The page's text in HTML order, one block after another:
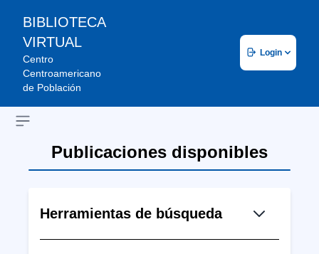
BIBLIOTECA
VIRTUAL
Centro
Centroamericano
de Población
Login
Open sidebar
Publicaciones disponibles
Herramientas de búsqueda